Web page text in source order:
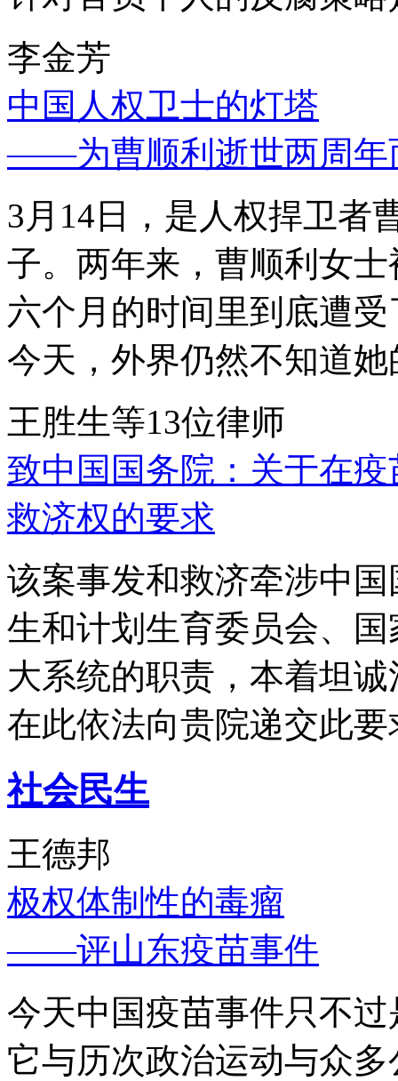
李金芳
中国人权卫士的灯塔
——为曹顺利逝世两周年
3月14日，是人权捍卫者
子。两年来，曹顺利女
六个月的时间里到底遭
今天，外界仍然不知道
王胜生等13位律师
致中国国务院：关于在
救济权的要求
该案事发和救济牵涉中
生和计划生育委员会、
大系统的职责，本着坦
在此依法向贵院递交此要
社会民生
王德邦
极权体制性的毒瘤
——评山东疫苗事件
今天中国疫苗事件只不
它与历次政治运动与众